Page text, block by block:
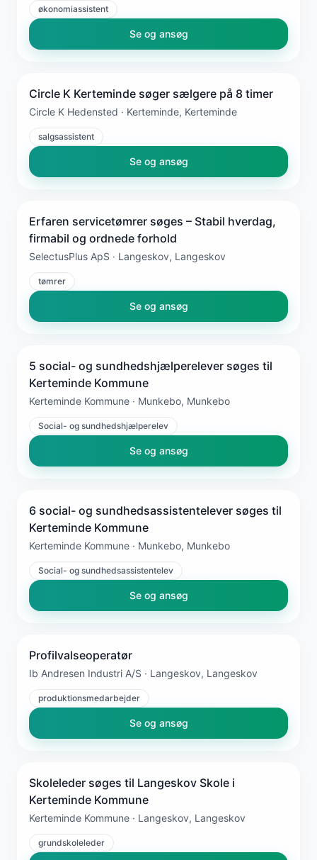
økonomiassistent
Se og ansøg
Circle K Kerteminde søger sælgere på 8 timer
Circle K Hedensted · Kerteminde, Kerteminde
salgsassistent
Se og ansøg
Erfaren servicetømrer søges – Stabil hverdag,
firmabil og ordnede forhold
SelectusPlus ApS · Langeskov, Langeskov
tømrer
Se og ansøg
5 social- og sundhedshjælperelever søges til
Kerteminde Kommune
Kerteminde Kommune · Munkebo, Munkebo
Social- og sundhedshjælperelev
Se og ansøg
6 social- og sundhedsassistentelever søges til
Kerteminde Kommune
Kerteminde Kommune · Munkebo, Munkebo
Social- og sundhedsassistentelev
Se og ansøg
Profilvalseoperatør
Ib Andresen Industri A/S · Langeskov, Langeskov
produktionsmedarbejder
Se og ansøg
Skoleleder søges til Langeskov Skole i
Kerteminde Kommune
Kerteminde Kommune · Langeskov, Langeskov
grundskoleleder